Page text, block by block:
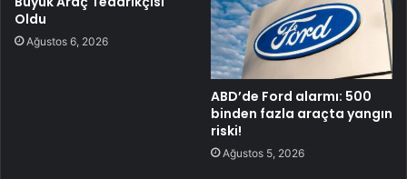
Oldu
Ağustos 6, 2026
ABD’de Ford alarmı: 500
binden fazla araçta yangın
riski!
Ağustos 5, 2026